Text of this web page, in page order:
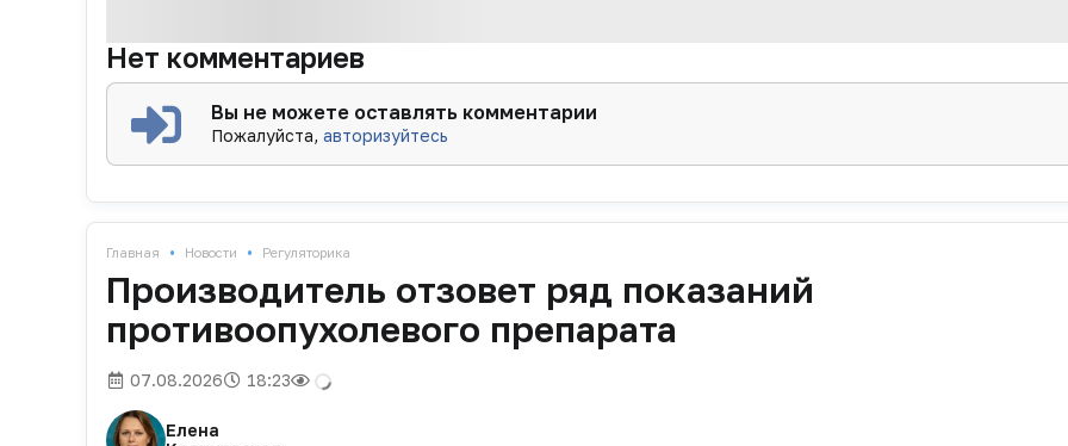
Нет комментариев
Вы не можете оставлять комментарии
Пожалуйста,авторизуйтесь
Главная • Новости • Регуляторика
Производитель отзовет ряд показаний
противоопухолевого препарата
07.08.2026 18:23
Елена